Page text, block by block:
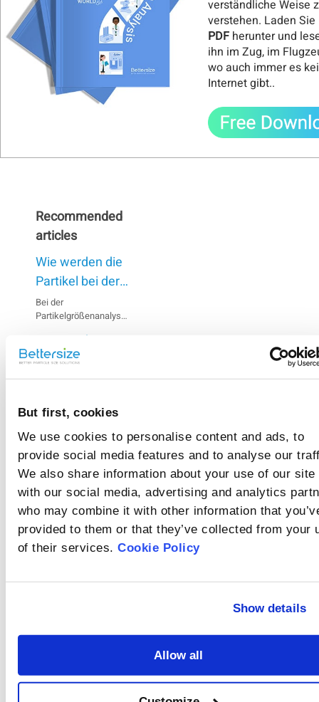
But first, cookies
We use cookies to personalise content and ads, to
provide social media features and to analyse our
We also share information about your use of our site
with our social media, advertising and analytics
who may combine it with other information that
provided to them or that they’ve collected from your
of their services.Cookie Policy
Show details
Allow all
verständliche Weise
verstehen. Laden
PDF herunter und
ihn im Zug, im
wo auch immer es
Internet gibt..
Recommended
articles
Wie werden die
Partikel bei der
Nassmethode
dispergiert?
Bei der
Partikelgrößenanalyse
Ergebnisse dadurch
dass die Partikel in der
agglomerieren,
sehr fein sind. Daher ist
eine vollständige
vor der Messung
unerlässlich.
Wie werden
Partikel im
Trockenmodus
Proben, die sich
feuchten Medium
auflösen oder
agglomerieren oder mit
dem Medium reagieren,
werden in der Regel mit
der
Trockendispersionsmethode
Was bedeutet
Abschattung?
Die Obskuration
bezieht sich auf den
Anteil des von den
Partikeln in der
Messzone gestreuten
und absorbierten
Lichts, der die
Konzentration der
Was ist das
Hintergrundsignal?
Vor der Probenanalyse
muss eine
optischen und
Absorptionskoeffizient?
Medium in ein anderes
beeinflussen
Rate